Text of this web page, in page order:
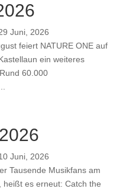
Juni, 2026
feiert NATURE ONE auf
ein weiteres
60.000
Juni, 2026
Tausende Musikfans am
heißt es erneut: Catch the